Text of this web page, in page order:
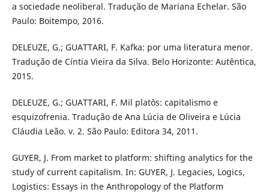
a sociedade neoliberal. Tradução de Mariana Echelar. São
Paulo: Boitempo, 2016.
DELEUZE, G.; GUATTARI, F. Kafka: por uma literatura menor.
Tradução de Cíntia Vieira da Silva. Belo Horizonte: Autêntica,
2015.
DELEUZE, G.; GUATTARI, F. Mil platôs: capitalismo e
esquizofrenia. Tradução de Ana Lúcia de Oliveira e Lúcia
Cláudia Leão. v. 2. São Paulo: Editora 34, 2011.
GUYER, J. From market to platform: shifting analytics for the
study of current capitalism. In: GUYER, J. Legacies, Logics,
Logistics: Essays in the Anthropology of the Platform